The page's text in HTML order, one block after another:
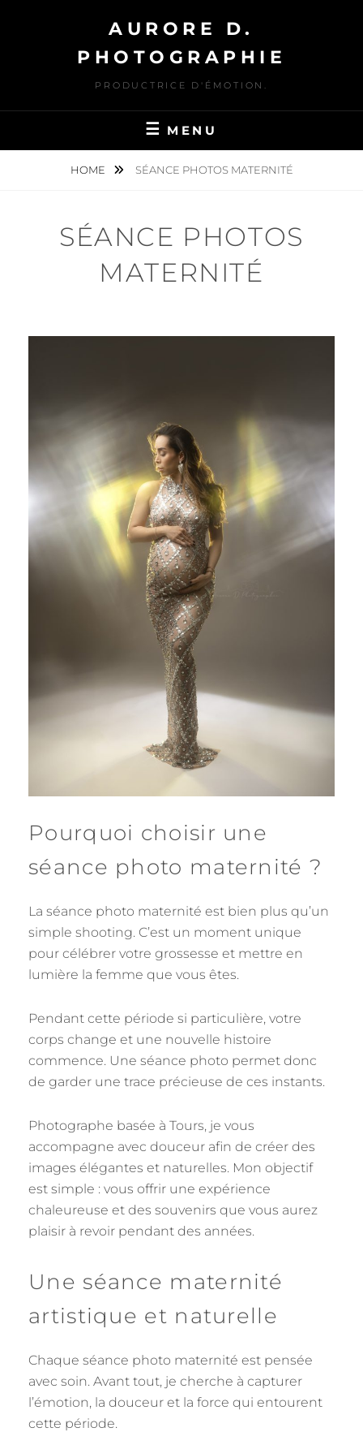
AURORE D.
PHOTOGRAPHIE
PRODUCTRICE D'ÉMOTION.
MENU
HOME SÉANCE PHOTOS MATERNITÉ
SÉANCE PHOTOS
MATERNITÉ
Pourquoi choisir une
séance photo maternité ?
La séance photo maternité est bien plus qu’un
simple shooting. C’est un moment unique
pour célébrer votre grossesse et mettre en
lumière la femme que vous êtes.
Pendant cette période si particulière, votre
corps change et une nouvelle histoire
commence. Une séance photo permet donc
de garder une trace précieuse de ces instants.
Photographe basée à Tours, je vous
accompagne avec douceur afin de créer des
images élégantes et naturelles. Mon objectif
est simple : vous offrir une expérience
chaleureuse et des souvenirs que vous aurez
plaisir à revoir pendant des années.
Une séance maternité
artistique et naturelle
Chaque séance photo maternité est pensée
avec soin. Avant tout, je cherche à capturer
l’émotion, la douceur et la force qui entourent
cette période.